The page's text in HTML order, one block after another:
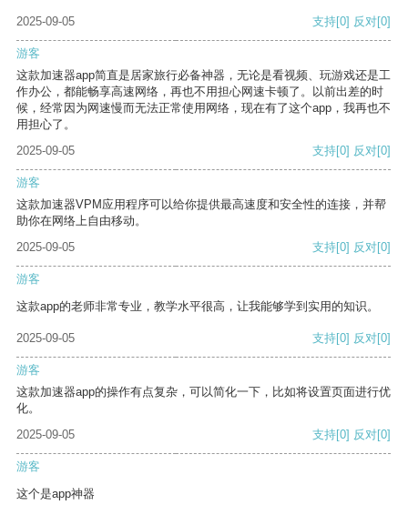
2025-09-05 支持[0] 反对[0]
游客
这款加速器app简直是居家旅行必备神器，无论是看视频、玩游戏还是工
作办公，都能畅享高速网络，再也不用担心网速卡顿了。以前出差的时
候，经常因为网速慢而无法正常使用网络，现在有了这个app，我再也不
用担心了。
2025-09-05
支持[0] 反对[0]
游客
这款加速器VPM应用程序可以给你提供最高速度和安全性的连接，并帮
助你在网络上自由移动。
2025-09-05
支持[0] 反对[0]
游客
这款app的老师非常专业，教学水平很高，让我能够学到实用的知识。
2025-09-05 支持[0] 反对[0]
游客
这款加速器app的操作有点复杂，可以简化一下，比如将设置页面进行优
化。
2025-09-05
支持[0] 反对[0]
游客
这个是app神器